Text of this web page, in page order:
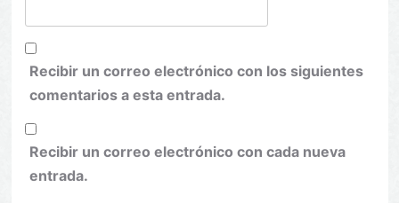
Recibir un correo electrónico con los siguientes
comentarios a esta entrada.
Recibir un correo electrónico con cada nueva
entrada.